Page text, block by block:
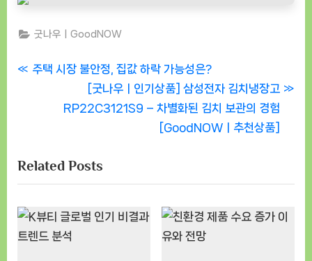
굿나우ㅣGoodNOW
글P
o
u
P
o
주택 시장 불안정, 집값 하락 가능성은?
N
e
P
o
t
[굿나우ㅣ인기상품] 삼성전자 김치냉장고
RP22C3121S9 – 차별화된 김치 보관의 경험
[GoodNOWㅣ추천상품]
Related Posts